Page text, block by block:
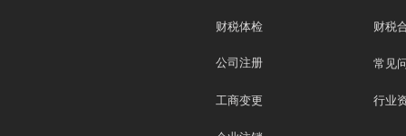
财税体检
公司注册
工商变更
财税
常见
行业